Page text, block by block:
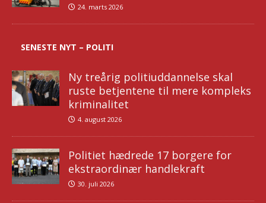
24. marts 2026
SENESTE NYT – POLITI
Ny treårig politiuddannelse skal
ruste betjentene til mere kompleks
kriminalitet
4. august 2026
Politiet hædrede 17 borgere for
ekstraordinær handlekraft
30. juli 2026